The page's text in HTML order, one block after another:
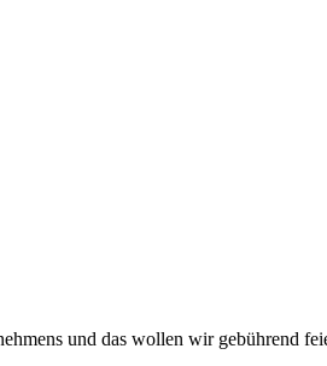
und das wollen wir gebührend